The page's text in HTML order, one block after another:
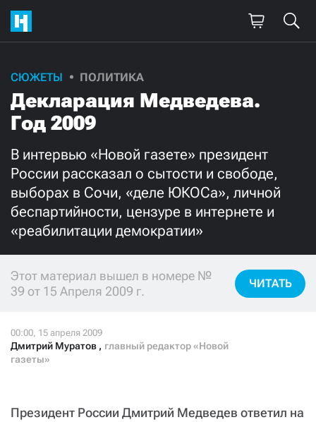
СЮЖЕТЫ ПОЛИТИКА
Декларация Медведева.
Год 2009
В интервью «Новой газете» президент
России рассказал о сытости и свободе,
выборах в Сочи, «деле ЮКОСа», личной
беспартийности, цензуре в интернете и
«реабилитации демократии»
Этот материал вышел в номере №
39 от 15 Апреля 2009 г.
ЧИТАТЬ
Дмитрий Муратов , главный редактор «Новой
газеты»
Президент России Дмитрий Медведев ответил на
Поддержите
нашу работу!
Ежемесячно
3000 1000
500 300
Нажимая кнопку «Стать соучастником»,
ПОДЕЛИТЬСЯ С ДРУЗЬЯМИ